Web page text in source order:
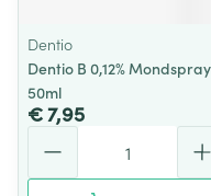
Dentio
Dentio B 0,12% Mondspray
50ml
€ 7,95